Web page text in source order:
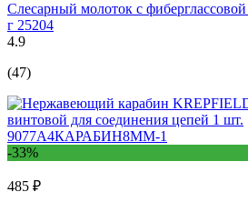
Слесарный молоток с
г 25204
4.9
(47)
-33%
485 ₽